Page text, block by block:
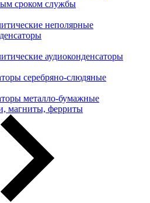
сроком службы
неполярные
аудиоконденсаторы
серебряно-слюдяные
металло-бумажные
магниты, ферриты